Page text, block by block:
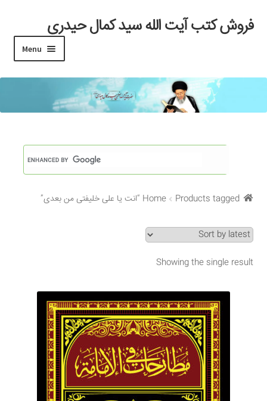
Skip
to
Skip
to
فروش کتب آیت الله سید کمال حیدری
Menu
خانه
#97 (بدون عنوان)
Checkout
My account
Search Results
Shop
برگه نمونه
برگه نمونه
Home Products tagged “انت یا علی خلیفتی من بعدی”
Showing the single result